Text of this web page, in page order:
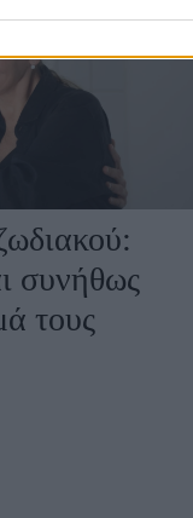
συνήθως
τους